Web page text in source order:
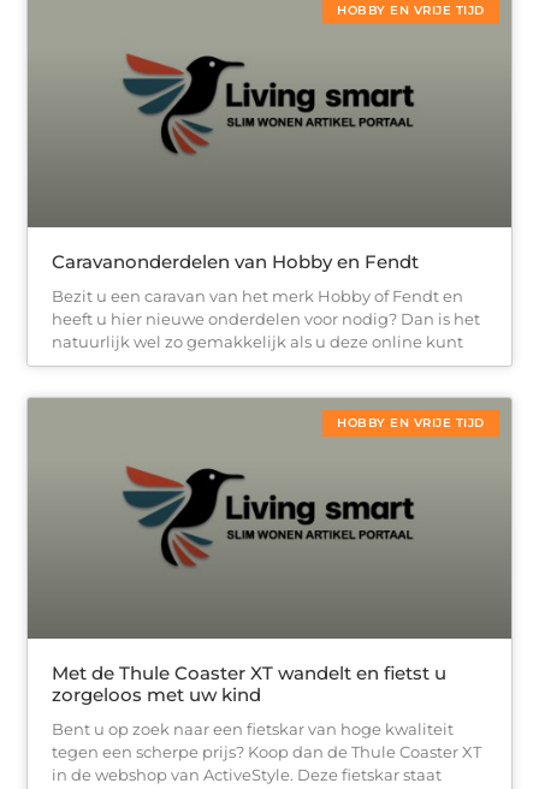
HOBBY EN VRIJE TIJD
Caravanonderdelen van Hobby en Fendt
Bezit u een caravan van het merk Hobby of Fendt en
heeft u hier nieuwe onderdelen voor nodig? Dan is het
natuurlijk wel zo gemakkelijk als u deze online kunt
HOBBY EN VRIJE TIJD
Met de Thule Coaster XT wandelt en fietst u
zorgeloos met uw kind
Bent u op zoek naar een fietskar van hoge kwaliteit
tegen een scherpe prijs? Koop dan de Thule Coaster XT
in de webshop van ActiveStyle. Deze fietskar staat